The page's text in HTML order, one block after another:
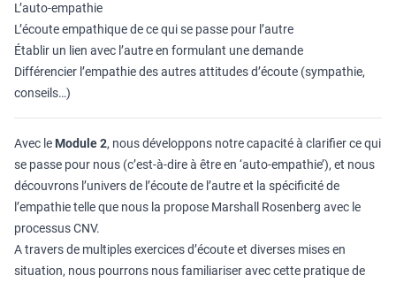
L’auto-empathie
L’écoute empathique de ce qui se passe pour l’autre
Établir un lien avec l’autre en formulant une demande
Différencier l’empathie des autres attitudes d’écoute (sympathie,
conseils…)
Avec le Module 2, nous développons notre capacité à clarifier ce qui
se passe pour nous (c’est-à-dire à être en ‘auto-empathie’), et nous
découvrons l’univers de l’écoute de l’autre et la spécificité de
l’empathie telle que nous la propose Marshall Rosenberg avec le
processus CNV.
A travers de multiples exercices d’écoute et diverses mises en
situation, nous pourrons nous familiariser avec cette pratique de